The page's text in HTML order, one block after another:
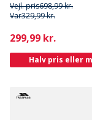
Vejl. pris698,99 kr.
Var329,99 kr.
Current
299,99 kr.
Halv pris eller